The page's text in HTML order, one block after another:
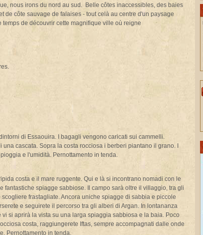
nous irons du nord au sud. Belle côtes inaccessibles, des baies
côte sauvage de falaises - tout celà au centre d'un paysage
de découvrir cette magnifique ville où reigne
di Essaouira. I bagagli vengono caricati sui cammelli.
cascata. Sopra la costa rocciosa i berberi piantano il grano. I
e l'umidità. Pernottamento in tenda.
costa e il mare ruggente. Qui e là si incontrano nomadi con le
fantastiche spiagge sabbiose. Il campo sarà oltre il villaggio, tra gli
frastagliate. Ancora uniche spiagge di sabbia e piccole
e seguirete il percorso tra gli alberi di Argan. In lontananza
si aprirà la vista su una larga spiaggia sabbiosa e la baia. Poco
costa, raggiungerete Iftas, sempre accompagnati dalle onde
Pernottamento in tenda.